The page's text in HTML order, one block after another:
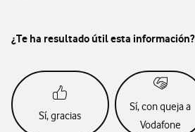
¿Te ha resultado útil esta información?
Sí, gracias
Sí, con queja a
Vodafone